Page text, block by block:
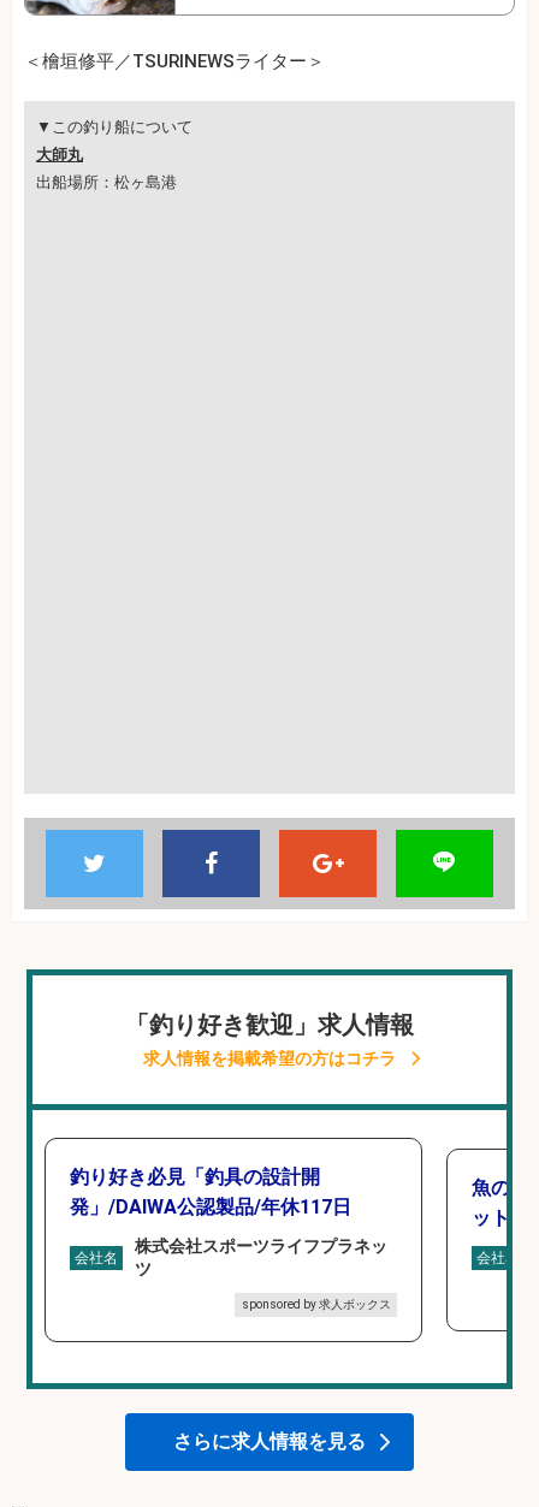
＜檜垣修平／TSURINEWSライター＞
▼この釣り船について
大師丸
出船場所：松ヶ島港
「釣り好き歓迎」求人情報
求人情報を掲載希望の方はコチラ
釣り好き必見「釣具の設計開
発」/DAIWA公認製品/年休117日
会社名
株式会社スポーツライフプラネッ
ツ
sponsored by 求人ボックス
魚の「
ットを
会社名
さらに求人情報を見る